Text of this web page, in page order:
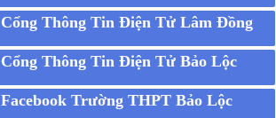
Cổng Thông Tin Điện Tử Lâm Đồng
Cổng Thông Tin Điện Tử Bảo Lộc
Facebook Trường THPT Bảo Lộc